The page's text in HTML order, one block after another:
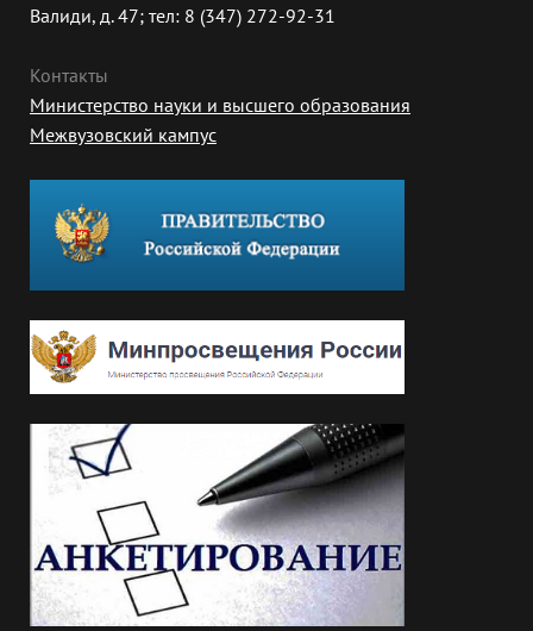
Валиди, д. 47; тел: 8 (347) 272-92-31
Контакты
Министерство науки и высшего образования
Межвузовский кампус